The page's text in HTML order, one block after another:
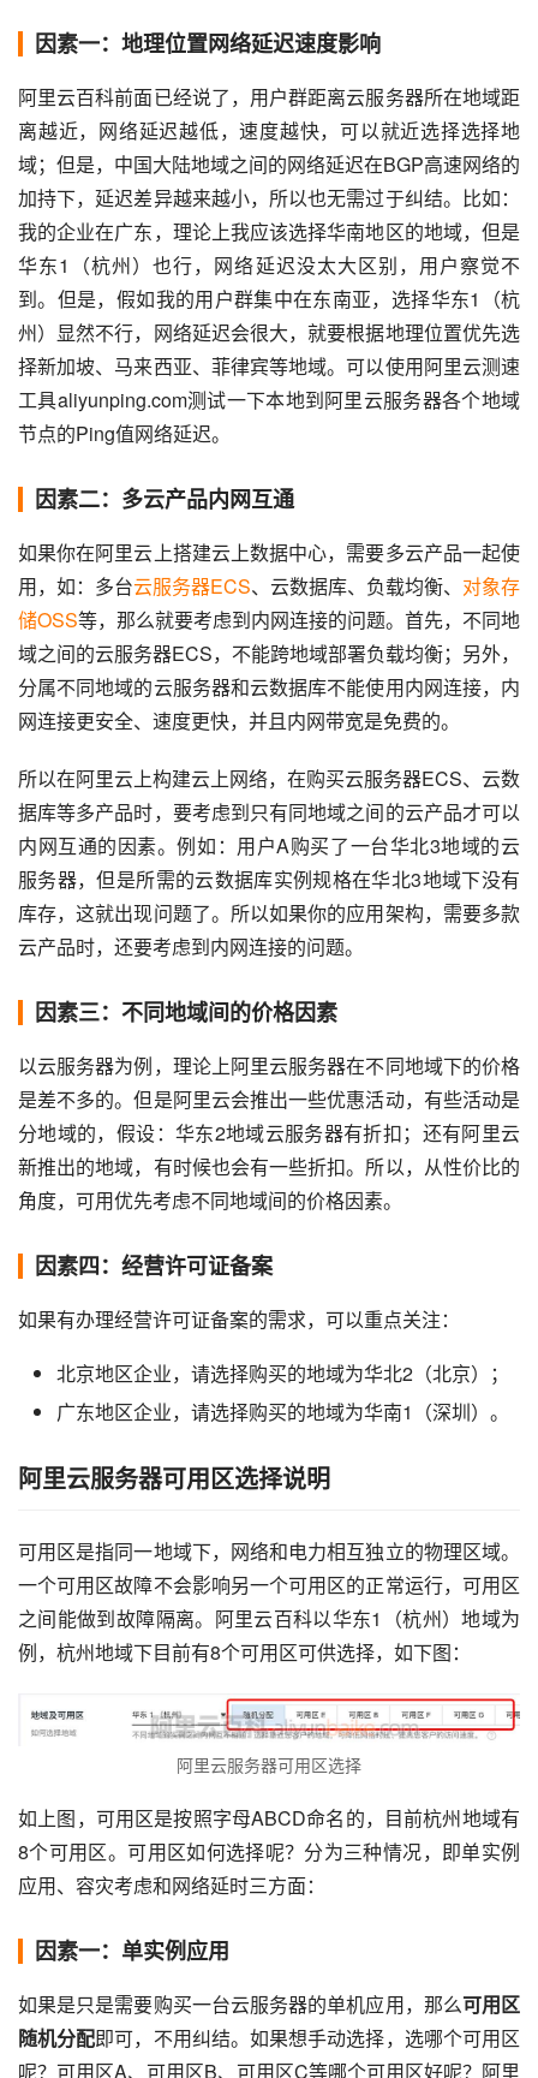
因素一：地理位置网络延迟速度影响
阿里云百科前面已经说了，用户群距离云服务器所在地域距
离越近，网络延迟越低，速度越快，可以就近选择选择地
域；但是，中国大陆地域之间的网络延迟在BGP高速网络的
加持下，延迟差异越来越小，所以也无需过于纠结。比如：
我的企业在广东，理论上我应该选择华南地区的地域，但是
华东1（杭州）也行，网络延迟没太大区别，用户察觉不
到。但是，假如我的用户群集中在东南亚，选择华东1（杭
州）显然不行，网络延迟会很大，就要根据地理位置优先选
择新加坡、马来西亚、菲律宾等地域。可以使用阿里云测速
工具aliyunping.com测试一下本地到阿里云服务器各个地域
节点的Ping值网络延迟。
因素二：多云产品内网互通
如果你在阿里云上搭建云上数据中心，需要多云产品一起使
用，如：多台云服务器ECS、云数据库、负载均衡、 对象存
储OSS等，那么就要考虑到内网连接的问题。首先，不同地
域之间的云服务器ECS，不能跨地域部署负载均衡；另外，
分属不同地域的云服务器和云数据库不能使用内网连接，内
网连接更安全、速度更快，并且内网带宽是免费的。
所以在阿里云上构建云上网络，在购买云服务器ECS、云数
据库等多产品时，要考虑到只有同地域之间的云产品才可以
内网互通的因素。例如：用户A购买了一台华北3地域的云
服务器，但是所需的云数据库实例规格在华北3地域下没有
库存，这就出现问题了。所以如果你的应用架构，需要多款
云产品时，还要考虑到内网连接的问题。
因素三：不同地域间的价格因素
以云服务器为例，理论上阿里云服务器在不同地域下的价格
是差不多的。但是阿里云会推出一些优惠活动，有些活动是
分地域的，假设：华东2地域云服务器有折扣；还有阿里云
新推出的地域，有时候也会有一些折扣。所以，从性价比的
角度，可用优先考虑不同地域间的价格因素。
因素四：经营许可证备案
如果有办理经营许可证备案的需求，可以重点关注：
北京地区企业，请选择购买的地域为华北2（北京）；
广东地区企业，请选择购买的地域为华南1（深圳）。
阿里云服务器可用区选择说明
可用区是指同一地域下，网络和电力相互独立的物理区域。
一个可用区故障不会影响另一个可用区的正常运行，可用区
之间能做到故障隔离。阿里云百科以华东1（杭州）地域为
例，杭州地域下目前有8个可用区可供选择，如下图：
阿里云服务器可用区选择
如上图，可用区是按照字母ABCD命名的，目前杭州地域有
8个可用区。可用区如何选择呢？分为三种情况，即单实例
应用、容灾考虑和网络延时三方面：
因素一：单实例应用
如果是只是需要购买一台云服务器的单机应用，那么可用区
随机分配即可，不用纠结。如果想手动选择，选哪个可用区
呢？可用区A、可用区B、可用区C等哪个可用区好呢？阿里